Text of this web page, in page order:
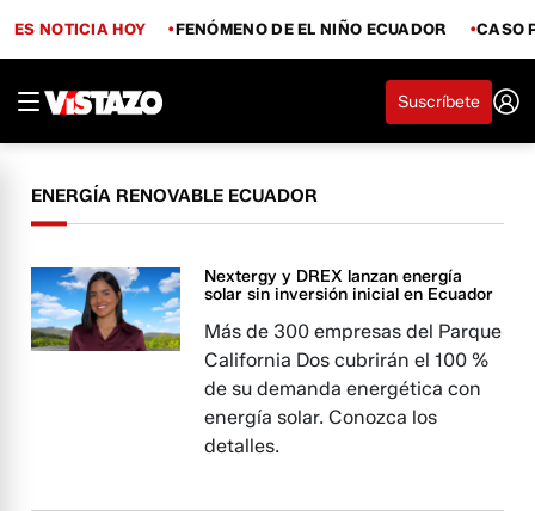
ES NOTICIA HOY FENÓMENO DE EL NIÑO ECUADOR CASO
Suscríbete
ENERGÍA RENOVABLE ECUADOR
Nextergy y DREX lanzan energía
solar sin inversión inicial en Ecuador
Más de 300 empresas del Parque
California Dos cubrirán el 100 %
de su demanda energética con
energía solar. Conozca los
detalles.